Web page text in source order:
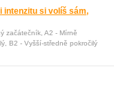
intenzitu si volíš sám,
začátečník, A2 - Mírně
B2 - Vyšší-středně pokročilý